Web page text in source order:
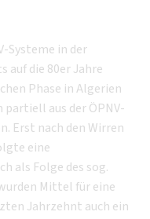
Systeme in der
auf die 80er Jahre
Phase in Algerien
aus der ÖPNV-
Erst nach den Wirren
eine
als Folge des sog.
Mittel für eine
Jahrzehnt auch ein